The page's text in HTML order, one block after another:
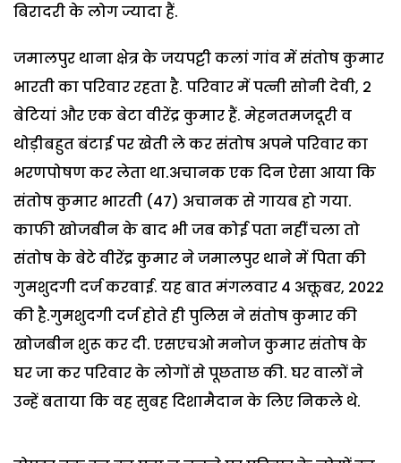
बिरादरी के लोग ज्यादा हैं.
जमालपुर थाना क्षेत्र के जयपट्टी कलां गांव में संतोष कुमार
भारती का परिवार रहता है. परिवार में पत्नी सोनी देवी, 2
बेटियां और एक बेटा वीरेंद्र कुमार हैं. मेहनतमजदूरी व
थोड़ीबहुत बंटाई पर खेती ले कर संतोष अपने परिवार का
भरणपोषण कर लेता था.अचानक एक दिन ऐसा आया कि
संतोष कुमार भारती (47) अचानक से गायब हो गया.
काफी खोजबीन के बाद भी जब कोई पता नहीं चला तो
संतोष के बेटे वीरेंद्र कुमार ने जमालपुर थाने में पिता की
गुमशुदगी दर्ज करवाई. यह बात मंगलवार 4 अक्तूबर, 2022
की है.गुमशुदगी दर्ज होते ही पुलिस ने संतोष कुमार की
खोजबीन शुरू कर दी. एसएचओ मनोज कुमार संतोष के
घर जा कर परिवार के लोगों से पूछताछ की. घर वालों ने
उन्हें बताया कि वह सुबह दिशामैदान के लिए निकले थे.